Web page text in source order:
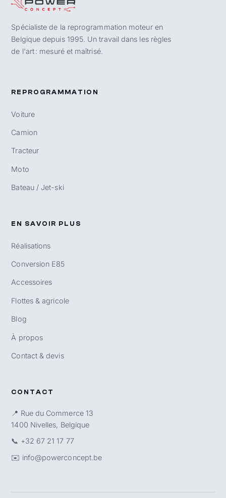
Spécialiste de la reprogrammation moteur en
Belgique depuis 1995. Un travail dans les règles
de l'art : mesuré et maîtrisé.
REPROGRAMMATION
Voiture
Camion
Tracteur
Moto
Bateau / Jet-ski
EN SAVOIR PLUS
Réalisations
Conversion E85
Accessoires
Flottes & agricole
Blog
À propos
Contact & devis
CONTACT
📍 Rue du Commerce 13
1400 Nivelles, Belgique
📞 +32 67 21 17 77
✉️ info@powerconcept.be